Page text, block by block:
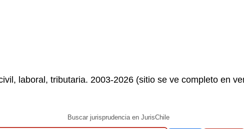
laboral, tributaria. 2003-2026 (sitio se ve completo en
Buscar jurisprudencia en JurisChile